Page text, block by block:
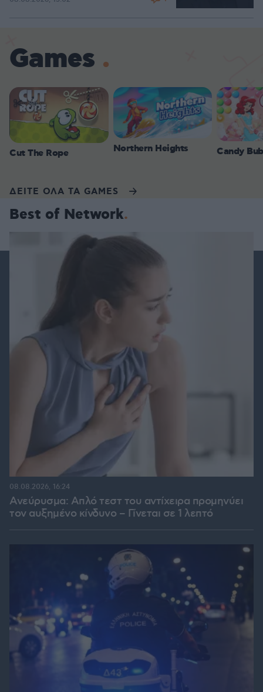
Games
Cut The Rope Northern Heights Candy
ΔΕΙΤΕ ΟΛΑ ΤΑ GAMES
Best of Network
Ανεύρυσμα: Απλό τεστ του αντίχειρα προμηνύει
τον αυξημένο κίνδυνο – Γίνεται σε 1 λεπτό
08.08.2026, 16:24